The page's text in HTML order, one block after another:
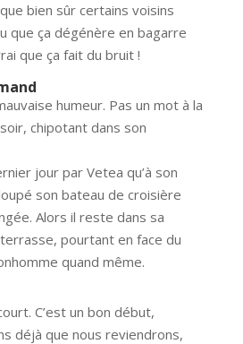
bien sûr certains voisins
que ça dégénère en bagarre
que ça fait du bruit !
humeur. Pas un mot à la
chipotant dans son
jour par Vetea qu’à son
son bateau de croisière
Alors il reste dans sa
pourtant en face du
quand même.
C’est un bon début,
déjà que nous reviendrons,